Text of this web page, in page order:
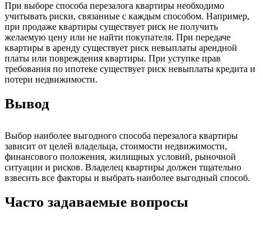
При выборе способа перезалога квартиры необходимо
учитывать риски, связанные с каждым способом. Например,
при продаже квартиры существует риск не получить
желаемую цену или не найти покупателя. При передаче
квартиры в аренду существует риск невыплаты арендной
платы или повреждения квартиры. При уступке прав
требования по ипотеке существует риск невыплаты кредита и
потери недвижимости.
Вывод
Выбор наиболее выгодного способа перезалога квартиры
зависит от целей владельца, стоимости недвижимости,
финансового положения, жилищных условий, рыночной
ситуации и рисков. Владелец квартиры должен тщательно
взвесить все факторы и выбрать наиболее выгодный способ.
Часто задаваемые вопросы